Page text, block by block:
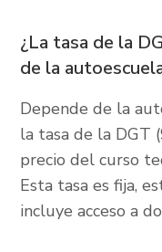
¿La tasa de la
de la
Depende de la
la tasa de la DGT
precio del curso
Esta tasa es fija,
incluye acceso a